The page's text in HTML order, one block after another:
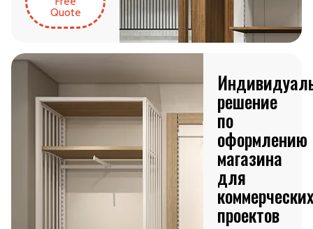
Quote
решение
по
оформлению
магазина
для
проектов